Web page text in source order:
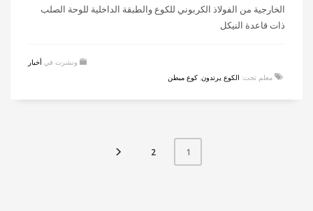
الخارجية من الفولاذ الكربوني للكوع والطبقة الداخلية للوحة الصلب
ذات قاعدة النيكل
ونشرت في أخبار
معلم تحت: الكوع يرتدون, كوع مبطن
1
2